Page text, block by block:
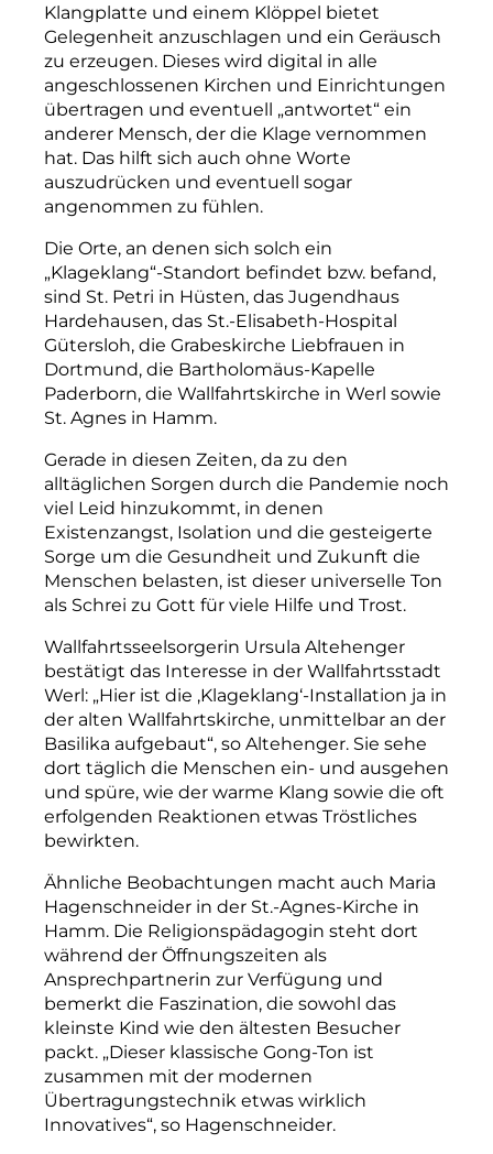
Klangplatte und einem Klöppel bietet
Gelegenheit anzuschlagen und ein Geräusch
zu erzeugen. Dieses wird digital in alle
angeschlossenen Kirchen und Einrichtungen
übertragen und eventuell „antwortet“ ein
anderer Mensch, der die Klage vernommen
hat. Das hilft sich auch ohne Worte
auszudrücken und eventuell sogar
angenommen zu fühlen.
Die Orte, an denen sich solch ein
„Klageklang“-Standort befindet bzw. befand,
sind St. Petri in Hüsten, das Jugendhaus
Hardehausen, das St.-Elisabeth-Hospital
Gütersloh, die Grabeskirche Liebfrauen in
Dortmund, die Bartholomäus-Kapelle
Paderborn, die Wallfahrtskirche in Werl sowie
St. Agnes in Hamm.
Gerade in diesen Zeiten, da zu den
alltäglichen Sorgen durch die Pandemie noch
viel Leid hinzukommt, in denen
Existenzangst, Isolation und die gesteigerte
Sorge um die Gesundheit und Zukunft die
Menschen belasten, ist dieser universelle Ton
als Schrei zu Gott für viele Hilfe und Trost.
Wallfahrtsseelsorgerin Ursula Altehenger
bestätigt das Interesse in der Wallfahrtsstadt
Werl: „Hier ist die ‚Klageklang‘-Installation ja in
der alten Wallfahrtskirche, unmittelbar an der
Basilika aufgebaut“, so Altehenger. Sie sehe
dort täglich die Menschen ein- und ausgehen
und spüre, wie der warme Klang sowie die oft
erfolgenden Reaktionen etwas Tröstliches
bewirkten.
Ähnliche Beobachtungen macht auch Maria
Hagenschneider in der St.-Agnes-Kirche in
Hamm. Die Religionspädagogin steht dort
während der Öffnungszeiten als
Ansprechpartnerin zur Verfügung und
bemerkt die Faszination, die sowohl das
kleinste Kind wie den ältesten Besucher
packt. „Dieser klassische Gong-Ton ist
zusammen mit der modernen
Übertragungstechnik etwas wirklich
Innovatives“, so Hagenschneider.